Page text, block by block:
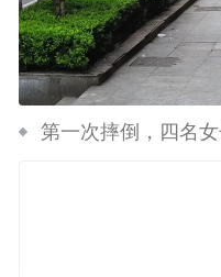
第一次摔倒，四名